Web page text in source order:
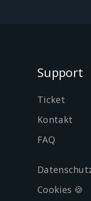
Support
Ticket
Kontakt
FAQ
Cookies 🍪